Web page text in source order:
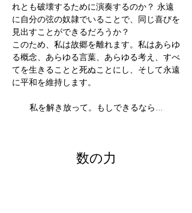
れとも破壊するために演奏するのか？ 永遠
に自分の弦の奴隷でいることで、同じ喜びを
見出すことができるだろうか？
このため、私は故郷を離れます。私はあらゆ
る概念、あらゆる言葉、あらゆる考え、すべ
てを生きることと死ぬことにし、そして永遠
に平和を維持します。
私を解き放って。もしできるなら...
数の力